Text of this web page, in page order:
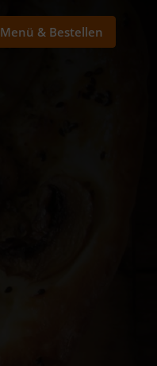
Menü & Bestellen